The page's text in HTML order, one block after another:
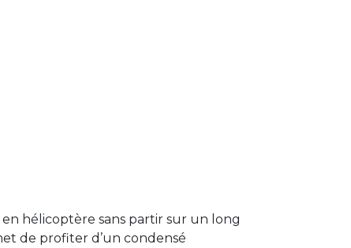
hélicoptère sans partir sur un long
de profiter d’un condensé